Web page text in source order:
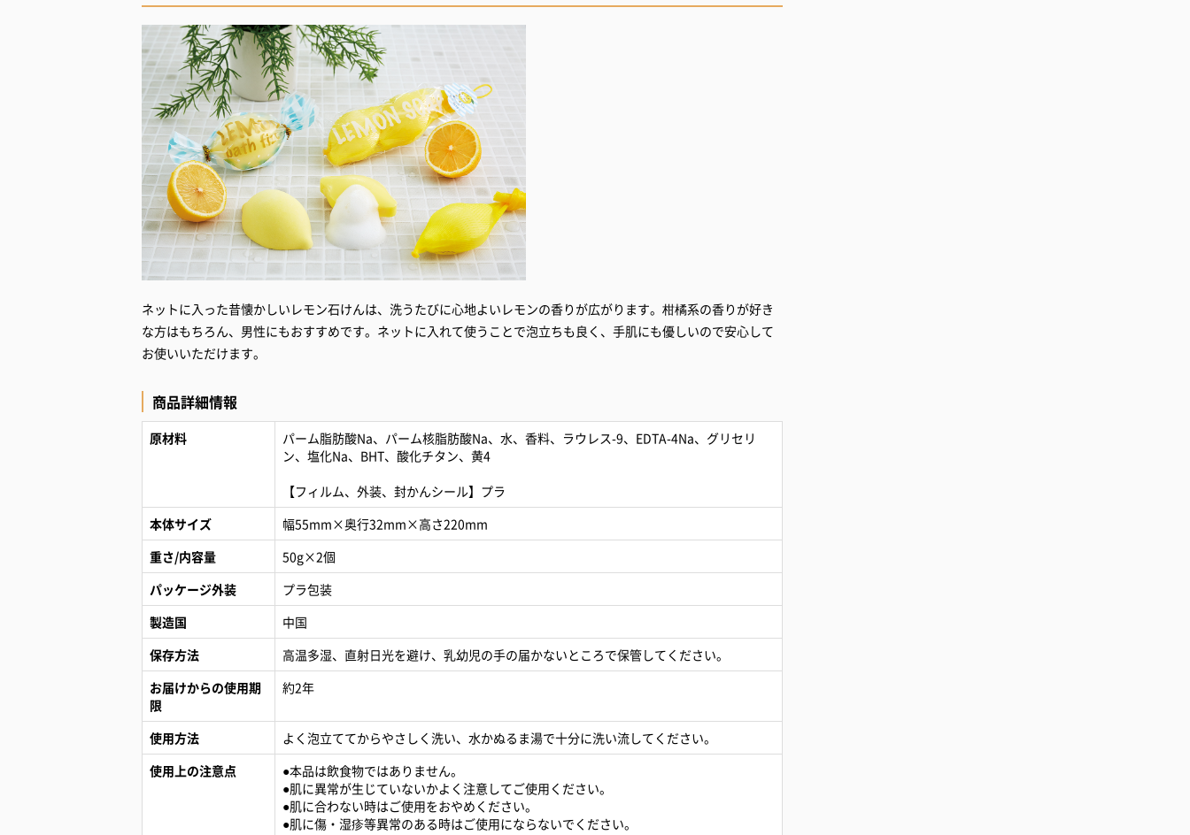
ネットに入った昔懐かしいレモン石けんは、洗うたびに心地よいレモンの香りが広がります。柑橘系の香りが好き
な方はもちろん、男性にもおすすめです。ネットに入れて使うことで泡立ちも良く、手肌にも優しいので安心して
お使いいただけます。
商品詳細情報
原材料
パーム脂肪酸Na、パーム核脂肪酸Na、水、香料、ラウレス-9、EDTA-4Na、グリセリ
ン、塩化Na、BHT、酸化チタン、黄4
【フィルム、外装、封かんシール】プラ
本体サイズ
幅55mm×奥行32mm×高さ220mm
重さ/内容量
50g×2個
パッケージ外装
プラ包装
製造国
中国
保存方法
高温多湿、直射日光を避け、乳幼児の手の届かないところで保管してください。
お届けからの使用期
限
約2年
使用方法
よく泡立ててからやさしく洗い、水かぬるま湯で十分に洗い流してください。
使用上の注意点
●本品は飲食物ではありません。
●肌に異常が生じていないかよく注意してご使用ください。
●肌に合わない時はご使用をおやめください。
●肌に傷・湿疹等異常のある時はご使用にならないでください。